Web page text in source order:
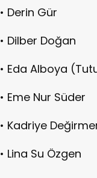
• Derin Gür
• Dilber Doğan
• Eda Alboya
• Eme Nur Süder
• Kadriye
• Lina Su Özgen